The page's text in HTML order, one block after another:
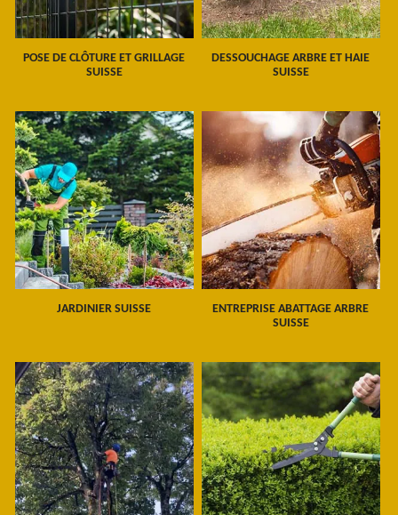
POSE DE CLÔTURE ET GRILLAGE
SUISSE
DESSOUCHAGE ARBRE ET HAIE
SUISSE
JARDINIER SUISSE
ENTREPRISE ABATTAGE ARBRE
SUISSE